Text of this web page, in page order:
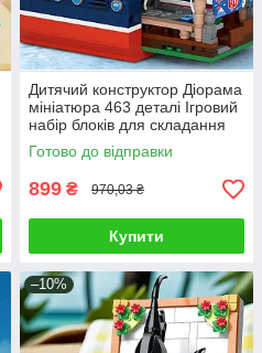
Дитячий конструктор Діорама
мініатюра 463 деталі Ігровий
набір блоків для складання
фігурки Качка на кораблі пази
Готово до відправки
899 ₴ 970,03 ₴
Купити
–10%